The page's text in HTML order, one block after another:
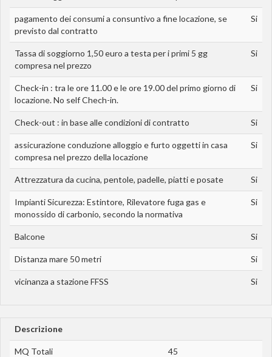
pagamento dei consumi a consuntivo a fine locazione, se
previsto dal contratto
Si
Tassa di soggiorno 1,50 euro a testa per i primi 5 gg
compresa nel prezzo
Si
Check-in : tra le ore 11.00 e le ore 19.00 del primo giorno di
locazione. No self Chech-in.
Si
Check-out : in base alle condizioni di contratto Si
assicurazione conduzione alloggio e furto oggetti in casa
compresa nel prezzo della locazione
Si
Attrezzatura da cucina, pentole, padelle, piatti e posate Si
Impianti Sicurezza: Estintore, Rilevatore fuga gas e
monossido di carbonio, secondo la normativa
Si
Balcone Si
Distanza mare 50 metri Si
vicinanza a stazione FFSS Si
Descrizione
MQ Totali 45